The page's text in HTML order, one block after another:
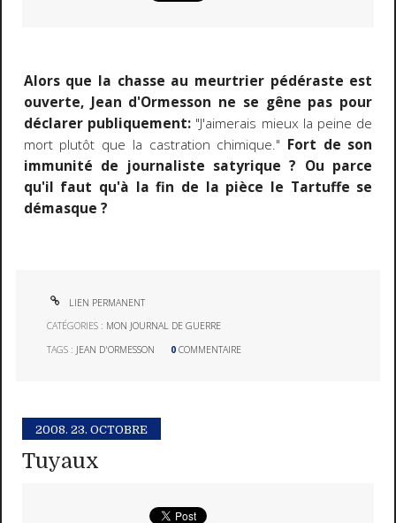
Alors que la chasse au meurtrier pédéraste est
ouverte, Jean d'Ormesson ne se gêne pas pour
déclarer publiquement: "J'aimerais mieux la peine de
mort plutôt que la castration chimique." Fort de son
immunité de journaliste satyrique ? Ou parce
qu'il faut qu'à la fin de la pièce le Tartuffe se
démasque ?
LIEN PERMANENT
CATÉGORIES : MON JOURNAL DE GUERRE
TAGS : JEAN D'ORMESSON 0 COMMENTAIRE
2008. 23. OCTOBRE
Tuyaux